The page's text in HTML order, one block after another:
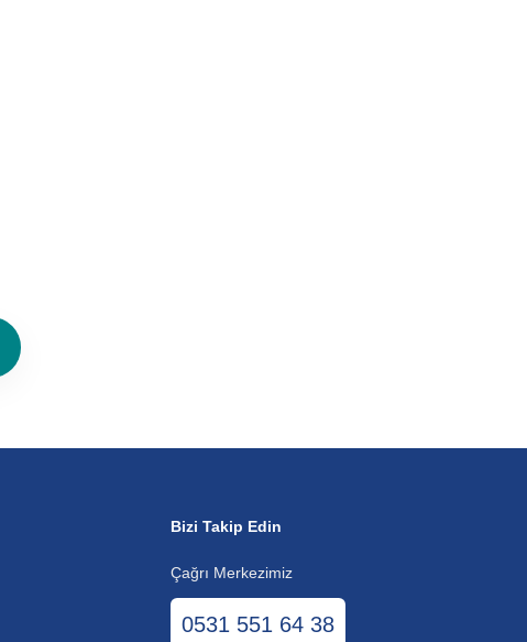
Bizi Takip Edin
Çağrı Merkezimiz
0531 551 64 38